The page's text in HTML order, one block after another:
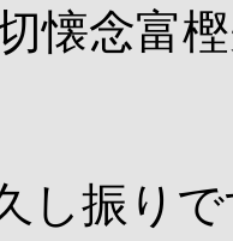
懐念富
し振りで